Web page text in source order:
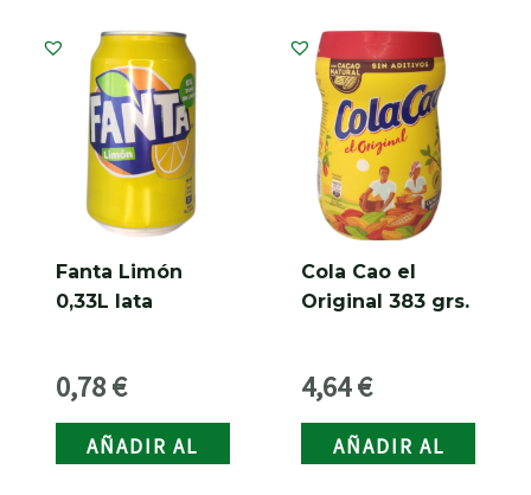
Fanta Limón
0,33L lata
0,78€
AÑADIR AL
CARRITO
Cola Cao el
Original 383 grs.
4,64€
AÑADIR AL
CARRITO